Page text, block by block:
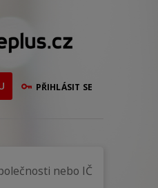
PŘIHLÁSIT SE